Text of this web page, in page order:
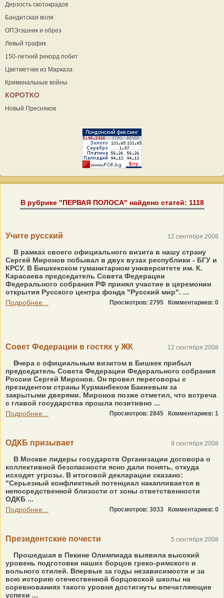
Дерзость скотокрадов
Бандитская воля
ОПЭгэшник и обрез
Левый трафик
150-летний рекорд побит
Цветметчик из Марказа
Криминальные войны
КОРОТКО
Новый Пресняков
В рубрике "ПЕРВАЯ ПОЛОСА" найдено статей: 1118
Учите русский 12 сентября 2008
В рамках своего официального визита в нашу страну
Сергей Миронов побывал в двух вузах республики - БГУ и
КРСУ. В Бишкекском гуманитарном университете им. К.
Карасаева председатель Совета Федерации
Федерального собрания РФ принял участие в церемонии
открытия Русского центра фонда "Русский мир". ...
Подробнее...
Просмотров: 2795 Комментариев: 0
Совет Федерации в гостях у ЖК 12 сентября 2008
Вчера с официальным визитом в Бишкек прибыл
председатель Совета Федерации Федерального собрания
России Сергей Миронов. Он провел переговоры с
президентом страны Курманбеком Бакиевым за
закрытыми дверями. Миронов позже отметил, что встреча
с главой государства прошла позитивно ...
Подробнее...
Просмотров: 2845 Комментариев: 1
ОДКБ призывает 9 сентября 2008
В Москве лидеры государств Организации договора о
коллективной безопасности ясно дали понять, откуда
исходят угрозы. В итоговой декларации сказано:
"Серьезный конфликтный потенциал накапливается в
непосредственной близости от зоны ответственности
ОДКБ ...
Подробнее...
Просмотров: 3033 Комментариев: 0
Президентские почести 5 сентября 2008
Прошедшая в Пекине Олимпиада выявила высокий
уровень подготовки наших борцов греко-римского и
вольного стилей. Впервые за годы независимости и за
всю историю отечественной борцовской школы на
соревнованиях такого уровня достигнуты впечатляющие
успехи ...